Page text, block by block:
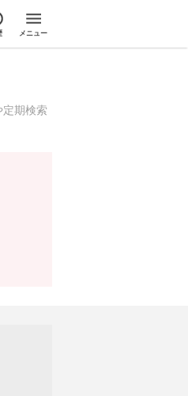
メニュー
期検索